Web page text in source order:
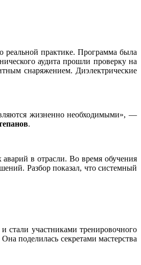
реальной практике. Программа была
аудита прошли проверку на
снаряжением. Диэлектрические
жизненно необходимыми», —
.
в отрасли. Во время обучения
Разбор показал, что системный
стали участниками тренировочного
Она поделилась секретами мастерства